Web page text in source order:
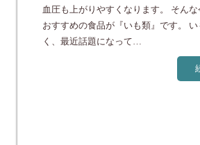
血圧も上がりやすくなります。 そん
おすすめの食品が『いも類』です。
く、最近話題になって…